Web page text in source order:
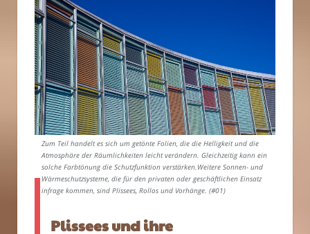
Zum Teil handelt es sich um getönte Folien, die die Helligkeit und die
Atmosphäre der Räumlichkeiten leicht verändern. Gleichzeitig kann ein
solche Farbtönung die Schutzfunktion verstärken.Weitere Sonnen- und
Wärmeschutzsysteme, die für den privaten oder geschäftlichen Einsatz
infrage kommen, sind Plissees, Rollos und Vorhänge. (#01)
Plissees und ihre